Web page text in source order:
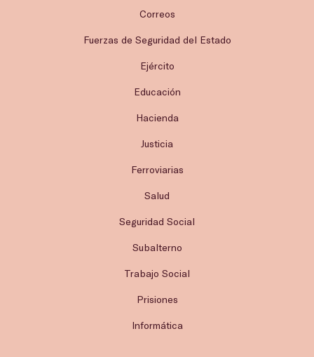
Correos
Fuerzas de Seguridad del Estado
Ejército
Educación
Hacienda
Justicia
Ferroviarias
Salud
Seguridad Social
Subalterno
Trabajo Social
Prisiones
Informática